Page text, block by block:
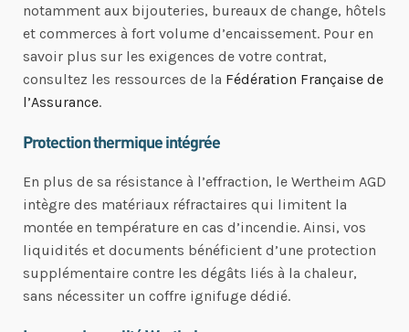
notamment aux bijouteries, bureaux de change, hôtels
et commerces à fort volume d’encaissement. Pour en
savoir plus sur les exigences de votre contrat,
consultez les ressources de la Fédération Française de
l’Assurance.
Protection thermique intégrée
En plus de sa résistance à l’effraction, le Wertheim AGD
intègre des matériaux réfractaires qui limitent la
montée en température en cas d’incendie. Ainsi, vos
liquidités et documents bénéficient d’une protection
supplémentaire contre les dégâts liés à la chaleur,
sans nécessiter un coffre ignifuge dédié.